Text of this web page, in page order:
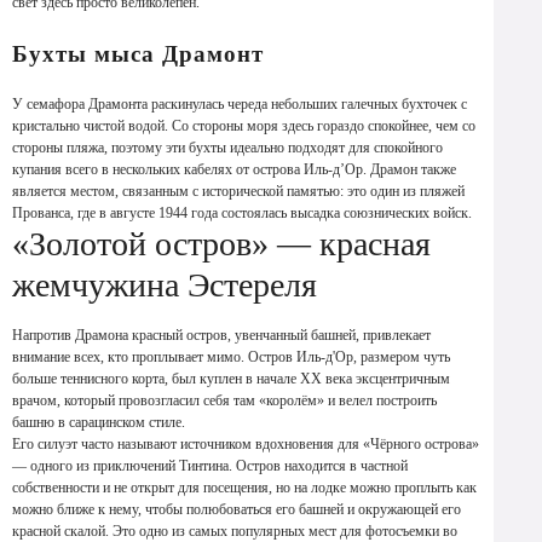
Бухты мыса Драмонт
У семафора Драмонта раскинулась череда небольших галечных бухточек с
кристально чистой водой. Со стороны моря здесь гораздо спокойнее, чем со
стороны пляжа, поэтому эти бухты идеально подходят для спокойного
купания всего в нескольких кабелях от острова Иль-д’Ор. Драмон также
является местом, связанным с исторической памятью: это один из пляжей
Прованса, где в августе 1944 года состоялась высадка союзнических войск.
«Золотой остров» — красная
жемчужина Эстереля
Напротив Драмона красный остров, увенчанный башней, привлекает
внимание всех, кто проплывает мимо. Остров Иль-д'Ор, размером чуть
больше теннисного корта, был куплен в начале XX века эксцентричным
врачом, который провозгласил себя там «королём» и велел построить
башню в сарацинском стиле.
Его силуэт часто называют источником вдохновения для «Чёрного острова»
— одного из приключений Тинтина. Остров находится в частной
собственности и не открыт для посещения, но на лодке можно проплыть как
можно ближе к нему, чтобы полюбоваться его башней и окружающей его
красной скалой. Это одно из самых популярных мест для фотосъемки во